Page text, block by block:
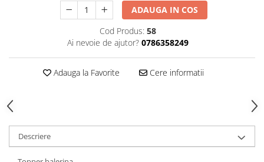
Carton Colorat
Instrumente de scris
Accesorii scriere
Creioane automate , mine
ADAUGA IN COS
Cod Produs: 58
Ai nevoie de ajutor? 0786358249
Adauga la Favorite Cere informatii
Descriere